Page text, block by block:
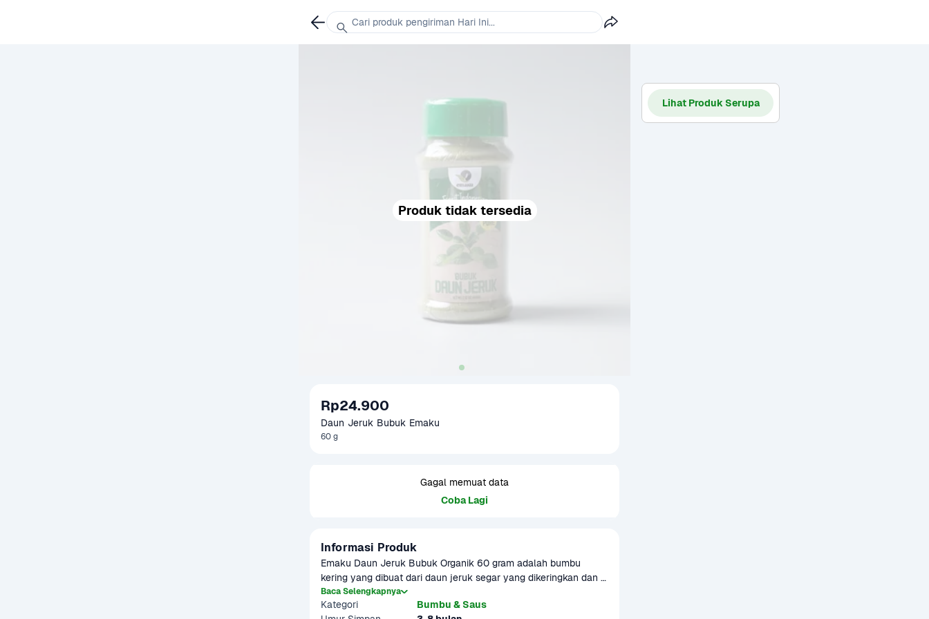
Produk tidak tersedia
Rp24.900
Daun Jeruk Bubuk Emaku
60 g
Gagal memuat data
Coba Lagi
Informasi Produk
Emaku Daun Jeruk Bubuk Organik 60 gram adalah bumbu
kering yang dibuat dari daun jeruk segar yang dikeringkan dan
dihaluskan secara alami. Memberikan aroma segar dan rasa
citrus pada berbagai masakan khas Indonesia seperti rendang,
Baca Selengkapnya
Kategori
Bumbu & Saus
Lihat Produk Serupa
Cari produk pengiriman Hari Ini...